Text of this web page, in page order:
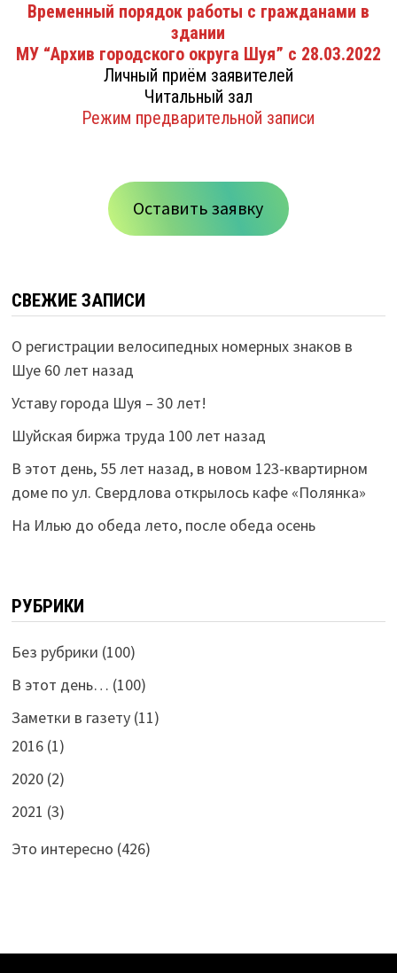
Временный порядок работы с гражданами в
здании
МУ “Архив городского округа Шуя” с 28.03.2022
Личный приём заявителей
Читальный зал
Режим предварительной записи
Оставить заявку
СВЕЖИЕ ЗАПИСИ
О регистрации велосипедных номерных знаков в
Шуе 60 лет назад
Уставу города Шуя – 30 лет!
Шуйская биржа труда 100 лет назад
В этот день, 55 лет назад, в новом 123-квартирном
доме по ул. Свердлова открылось кафе «Полянка»
На Илью до обеда лето, после обеда осень
РУБРИКИ
Без рубрики (100)
В этот день… (100)
Заметки в газету (11)
2016 (1)
2020 (2)
2021 (3)
Это интересно (426)